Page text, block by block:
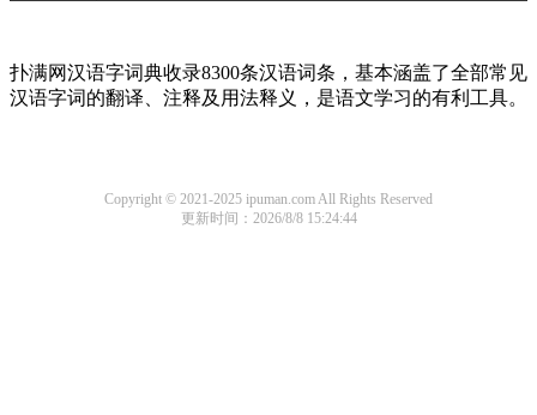
扑满网汉语字词典收录8300条汉语词条，基本涵盖了全部常见
汉语字词的翻译、注释及用法释义，是语文学习的有利工具。
Copyright © 2021-2025 ipuman.com All Rights Reserved
更新时间：2026/8/8 15:24:44